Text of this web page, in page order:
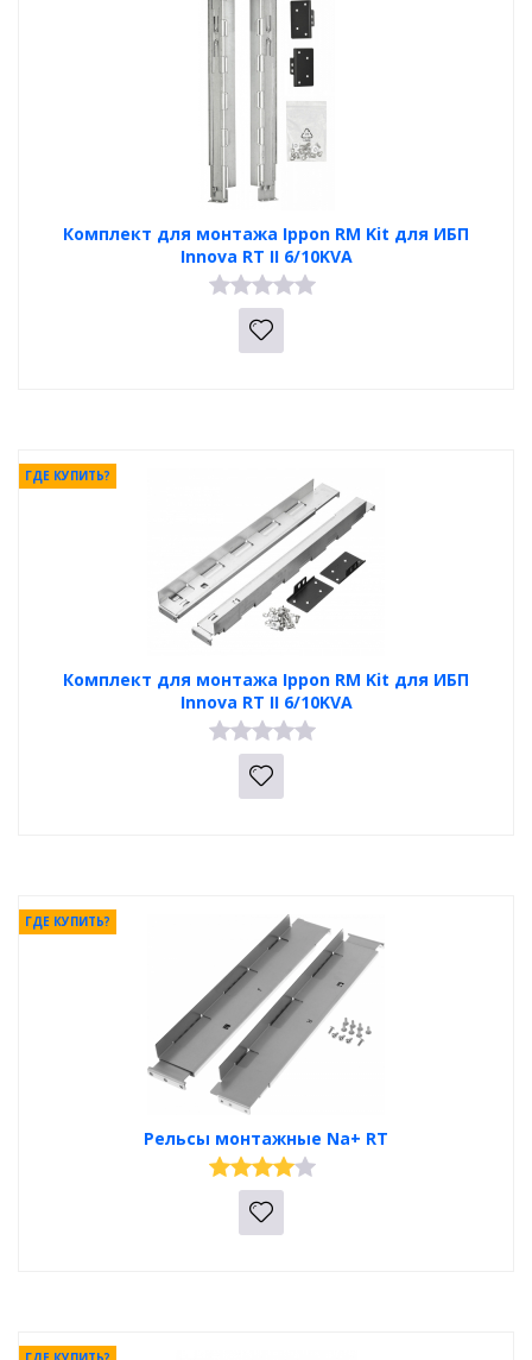
Комплект для монтажа Ippon RM Kit для ИБП
Innova RT II 6/10KVA
Комплект для монтажа Ippon RM Kit для ИБП
Innova RT II 6/10KVA
ГДЕ КУПИТЬ?
Рельсы монтажные Na+ RT
ГДЕ КУПИТЬ?